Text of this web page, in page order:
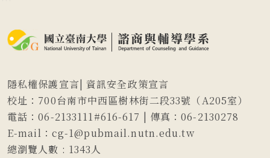
隱私權保護宣言|資訊安全政策宣言
校址：700台南市中西區樹林街二段33號（A205室）
電話：06-2133111#616-617 | 傳真：06-2130278
E-mail：cg-1@pubmail.nutn.edu.tw
總瀏覽人數 : 1343 人